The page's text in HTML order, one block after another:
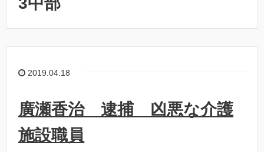
2019.04.18
廣瀬香治 逮捕 凶悪な介護
施設職員